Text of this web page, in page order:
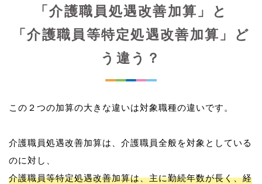
「介護職員処遇改善加算」と
「介護職員等特定処遇改善加算」ど
う違う？
この２つの加算の大きな違いは対象職種の違いです。
介護職員処遇改善加算は、介護職員全般を対象としている
介護職員等特定処遇改善加算は、主に勤続年数が長く、経